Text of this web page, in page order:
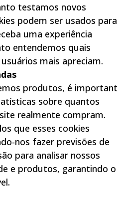
testamos novos
podem ser usados para
uma experiência
entendemos quais
mais apreciam.
produtos, é
sobre quantos
realmente compram.
que esses cookies
nos fazer previsões de
para analisar nossos
e produtos, garantindo o